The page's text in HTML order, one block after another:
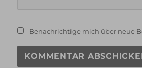
Benachrichtige mich über neue